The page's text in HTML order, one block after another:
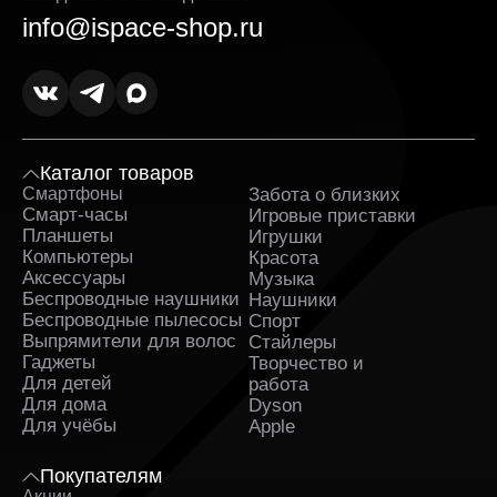
напрямую от официальных дистрибьюторов. К
каждому заказу прилагаются гарантийные
Оперативная доставка Nintendo Switchh в и
полное сопровождение заказа. Заявка
обрабатывается сразу после оформления и
быстро передаётся в службу, которая
занимается доставкой. На каждом этапе вы
получаете уведомления и можете отслеживать
путь заказа.
Поддержка клиентов и бонусные предложения.
Служба поддержки работает ежедневно и
помогает решить любые вопросы до и после
покупки. Постоянным клиентам доступны
индивидуальные предложения и накопительные
бонусы.
проводим распродажи и предоставляем купоны
info@ispace-shop.ru
Каталог товаров
Смартфоны
Смарт-часы
Планшеты
Компьютеры
Аксессуары
Беспроводные наушники
Беспроводные пылесосы
Выпрямители для волос
Гаджеты
Для детей
Для дома
Для учёбы
Забота о близких
Игровые приставки
Игрушки
Красота
Музыка
Наушники
Спорт
Стайлеры
Творчество и
работа
Dyson
Apple
Покупателям